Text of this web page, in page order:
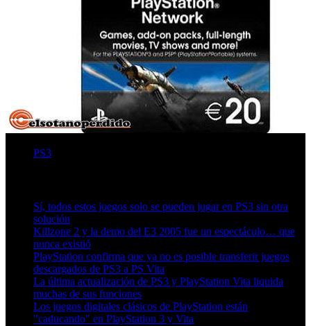
PS3
Sí, todos estos juegos solo se pueden jugar en PS3 sin otra
solución
Killzone 2 y la demo del E3 2005 fue un espectáculo… que
nunca existió
PlayStation confirma que ya no es posible transferir juegos
descargados de PS3 a PS Vita
La última actualización de PS3 y PlayStation Vita liquida
muchas de sus funciones
Los juegos digitales clásicos de PlayStation están
"caducando" en PlayStation 3 y Vita